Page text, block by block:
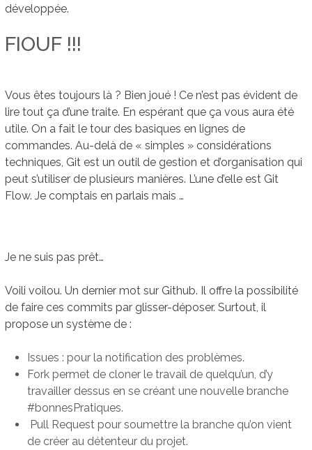
développée.
FIOUF !!!
Vous êtes toujours là ? Bien joué ! Ce n’est pas évident de
lire tout ça d’une traite. En espérant que ça vous aura été
utile. On a fait le tour des basiques en lignes de
commandes. Au-delà de « simples » considérations
techniques, Git est un outil de gestion et d’organisation qui
peut s’utiliser de plusieurs manières. L’une d’elle est Git
Flow. Je comptais en parlais mais …
Je ne suis pas prêt…
Voili voilou. Un dernier mot sur Github. Il offre la possibilité
de faire ces commits par glisser-déposer. Surtout, il
propose un système de :
Issues : pour la notification des problèmes.
Fork permet de cloner le travail de quelqu’un, d’y
travailler dessus en se créant une nouvelle branche
#bonnesPratiques.
Pull Request pour soumettre la branche qu’on vient
de créer au détenteur du projet.